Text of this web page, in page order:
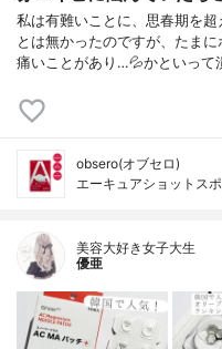
私は有難いことに、思春期を
とは無かったのですが、たま
痛いことがあり…💦かといって
obsero(オブセロ)
エーキュアショットス
美容大好き女子大生
優亜